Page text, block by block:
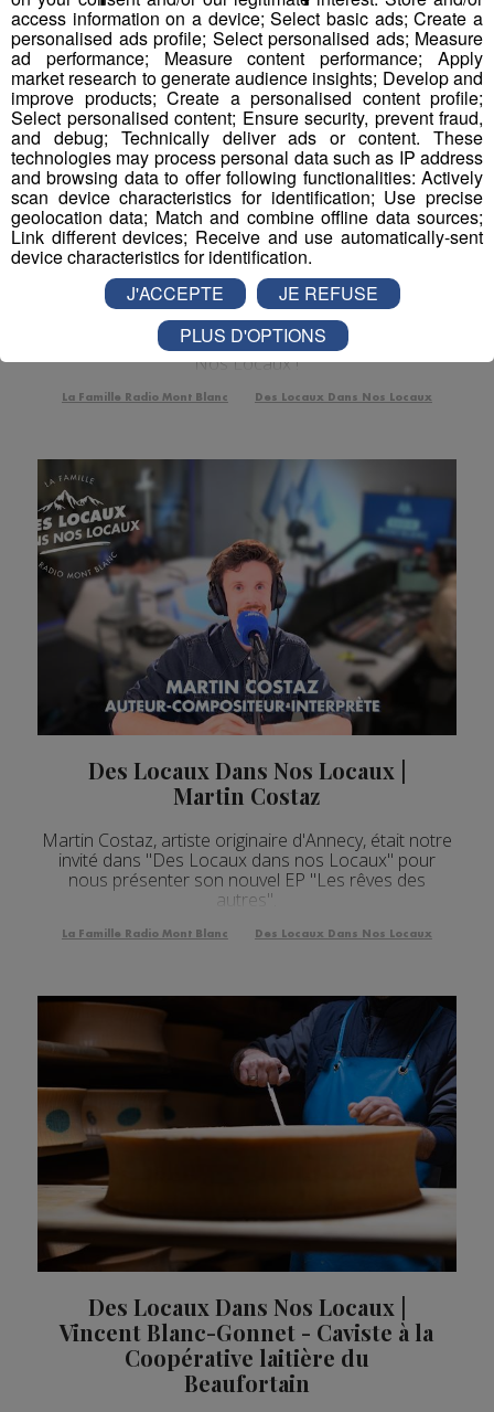
Des Locaux Dans Nos Locaux | Jean
Registre - Aventurier
Jean Rouaux, plus connu sous le pseudo Jean
Registre, était notre invité dans Des Locaux Dans
Nos Locaux !
La Famille Radio Mont Blanc Des Locaux Dans Nos Locaux
Des Locaux Dans Nos Locaux |
Martin Costaz
Martin Costaz, artiste originaire d'Annecy, était notre
invité dans "Des Locaux dans nos Locaux" pour
nous présenter son nouvel EP "Les rêves des
autres".
La Famille Radio Mont Blanc Des Locaux Dans Nos Locaux
Des Locaux Dans Nos Locaux |
Vincent Blanc-Gonnet - Caviste à la
Coopérative laitière du
Beaufortain
access information on a device; Select basic ads; Create a
personalised ads profile; Select personalised ads; Measure
ad performance; Measure content performance; Apply
market research to generate audience insights; Develop and
improve products; Create a personalised content profile;
Select personalised content; Ensure security, prevent fraud,
and debug; Technically deliver ads or content. These
technologies may process personal data such as IP address
and browsing data to offer following functionalities: Actively
scan device characteristics for identification; Use precise
geolocation data; Match and combine offline data sources;
Link different devices; Receive and use automatically-sent
device characteristics for identification.
J'ACCEPTE
JE REFUSE
PLUS D'OPTIONS